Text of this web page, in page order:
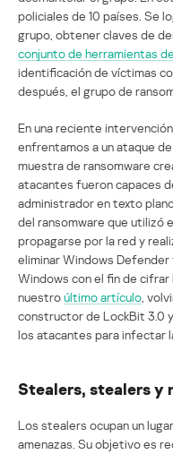
policiales de 10 países. Se
grupo, obtener claves de
conjunto de herramientas
identificación de víctimas
después, el grupo de
En una reciente
enfrentamos a un ataque
muestra de ransomware
atacantes fueron capaces
administrador en texto
del ransomware que utilizó
propagarse por la red y
eliminar Windows
Windows con el fin de cifrar
nuestroúltimo artículo ,
constructor de LockBit 3.0
los atacantes para infectar
Stealers, stealers y
Los stealers ocupan un
amenazas. Su objetivo es